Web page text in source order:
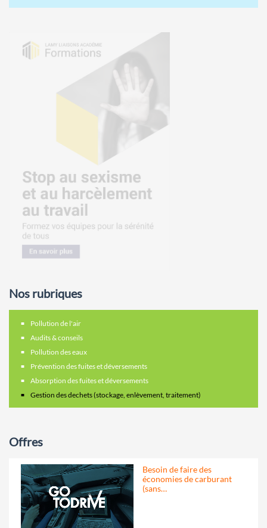
Nos rubriques
Pollution de l'air
Audits & conseils
Pollution des eaux
Prévention des fuites et déversements
Absorption des fuites et déversements
Gestion des dechets (stockage, enlèvement, traitement)
Offres
Besoin de faire des
économies de carburant
(sans…